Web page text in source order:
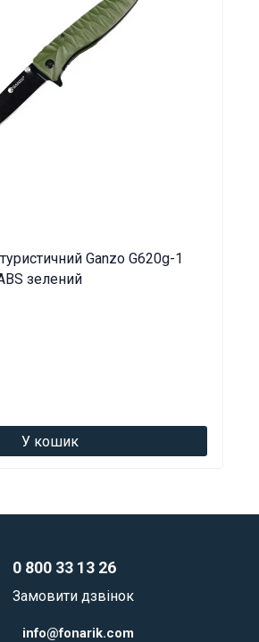
Ganzo G620g-1
зелений
У кошик
0 800 33 13 26
Замовити дзвінок
info@fonarik.com